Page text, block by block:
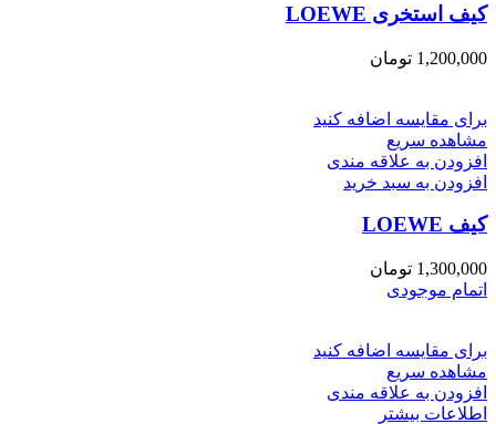
کیف استخری LOEWE
1,200,000 تومان
برای مقایسه اضافه کنید
مشاهده سریع
افزودن به علاقه مندی
افزودن به سبد خرید
کیف LOEWE
1,300,000 تومان
اتمام موجودی
برای مقایسه اضافه کنید
مشاهده سریع
افزودن به علاقه مندی
اطلاعات بیشتر